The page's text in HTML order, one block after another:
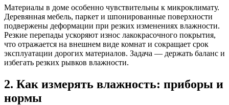
Материалы в доме особенно чувствительны к микроклимату.
Деревянная мебель, паркет и шпонированные поверхности
подвержены деформации при резких изменениях влажности.
Резкие перепады ускоряют износ лакокрасочного покрытия,
что отражается на внешнем виде комнат и сокращает срок
эксплуатации дорогих материалов. Задача — держать баланс и
избегать резких рывков влажности.
2. Как измерять влажность: приборы и
нормы